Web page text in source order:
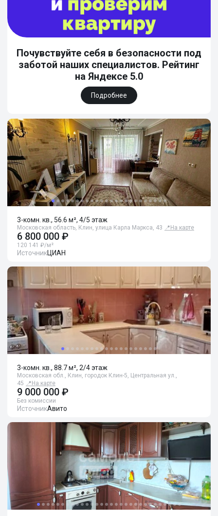
Почувствуйте себя в безопасности под
заботой наших специалистов. Рейтинг
на Яндексе 5.0
Подробнее
3-комн. кв., 56.6 м², 4/5 этаж
Московская область, Клин, улица Карла Маркса, 43 📍 На карте
6 800 000 ₽
120 141 ₽/м²
ИсточникЦИАН
3-комн. кв., 88.7 м², 2/4 этаж
Московская обл., Клин, городок Клин-5, Центральная ул.,
45 📍 На карте
9 000 000 ₽
Без комиссии
ИсточникАвито